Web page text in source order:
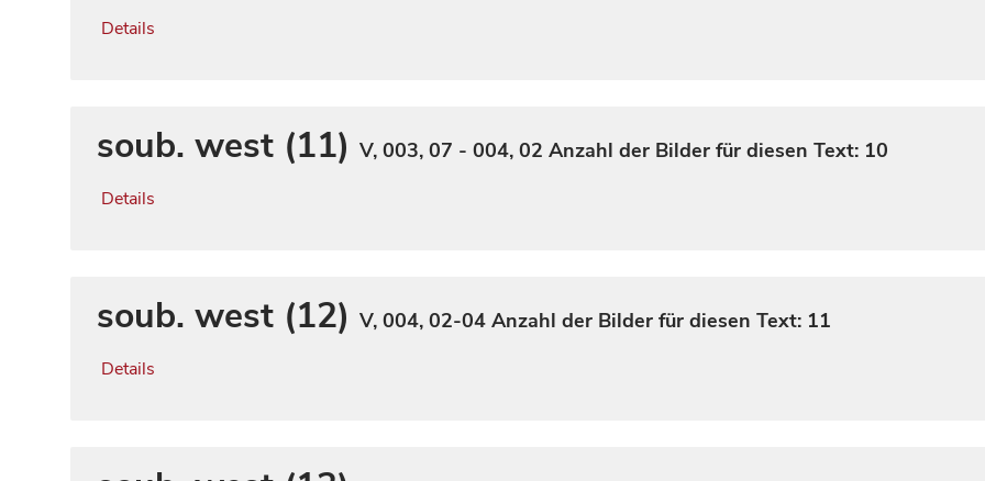
Details
soub. west (11) V, 003, 07 - 004, 02 Anzahl der Bilder für diesen Text: 10
Details
soub. west (12) V, 004, 02-04 Anzahl der Bilder für diesen Text: 11
Details